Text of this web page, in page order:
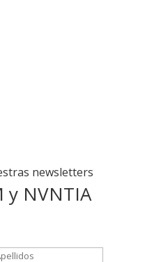
newsletters
y NVNTIA